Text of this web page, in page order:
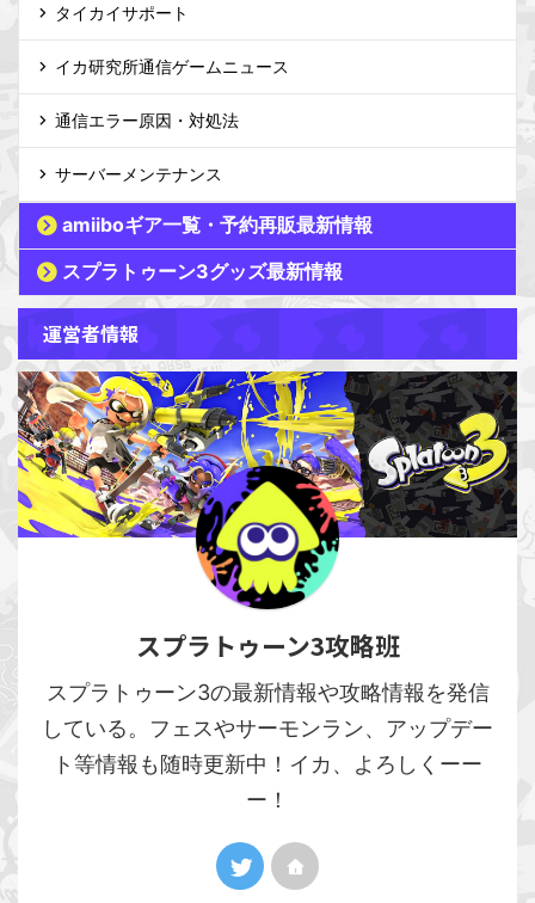
タイカイサポート
イカ研究所通信ゲームニュース
通信エラー原因・対処法
サーバーメンテナンス
amiiboギア一覧・予約再販最新情報
スプラトゥーン3グッズ最新情報
運営者情報
スプラトゥーン3攻略班
スプラトゥーン3の最新情報や攻略情報を発信
している。フェスやサーモンラン、アップデー
ト等情報も随時更新中！イカ、よろしくーー
ー！